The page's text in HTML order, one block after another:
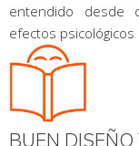
entendido desde
efectos psicológicos
BUEN